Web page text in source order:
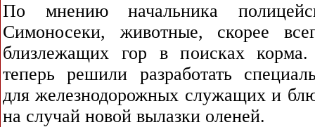
По мнению начальника
Симоносеки, животные, скорее
близлежащих гор в поисках
теперь решили разработать
для железнодорожных служащих и
на случай новой вылазки оленей.